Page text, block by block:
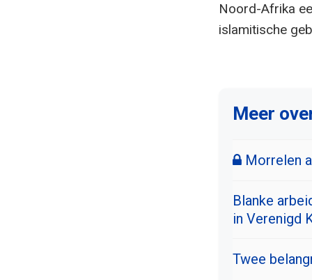
Noord-Afrika
islamitische
Meer
Morrelen
Blanke
in Verenigd
Twee